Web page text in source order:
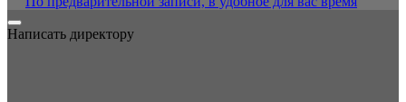
Написать директору